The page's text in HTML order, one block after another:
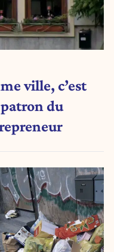
ville, c’est
du